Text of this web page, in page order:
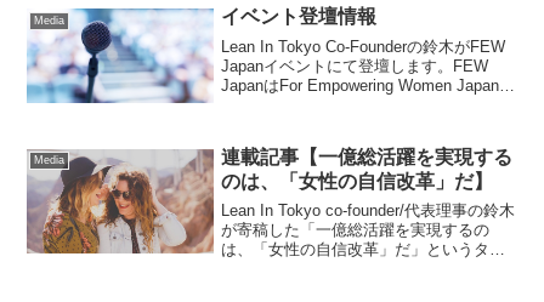
Media イベント登壇情報
Lean In Tokyo Co-Founderの鈴木がFEW
Japanイベントにて登壇します。FEW
JapanはFor Empowering Women Japan
Media
連載記事【一億総活躍を実現する
のは、「女性の自信改革」だ】
Lean In Tokyo co-founder/代表理事の鈴木
が寄稿した「一億総活躍を実現するの
は、「女性の自信改革」だ」というタイ